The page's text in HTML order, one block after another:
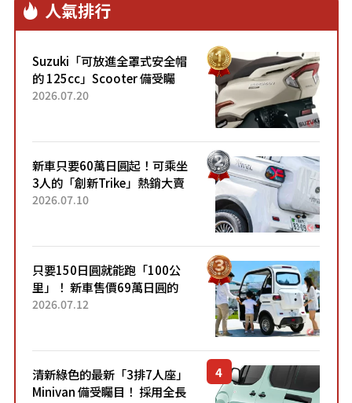
人氣排行
Suzuki「可放進全罩式安全帽
的 125cc」Scooter 備受矚
目！採用全新流線設計與各項
2026.07.20
新車只要60萬日圓起！可乘坐
3人的「創新Trike」熱銷大賣
成為人氣車款！「養車成本真
2026.07.10
只要150日圓就能跑「100公
里」！ 新車售價69萬日圓的
「3人座」Trike大受歡迎！ 順
2026.07.12
清新綠色的最新「3排7人座」
Minivan 備受矚目！ 採用全長